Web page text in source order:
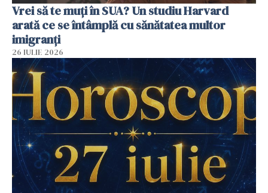
Vrei să te muți în SUA? Un studiu Harvard
arată ce se întâmplă cu sănătatea multor
imigranți
26 IULIE 2026